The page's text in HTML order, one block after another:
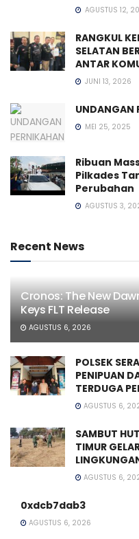
AGUSTUS 12,
RANGKUL
SELATAN
ANTAR
JUNI 13, 2026
UNDANGAN
MEI 25, 2025
Ribuan
Pilkades
Perubahan
AGUSTUS 3,
Recent News
Cronos: The New
Keys FLT Release
AGUSTUS 6, 2026
POLSEK
PENIPUAN
TERDUGA
AGUSTUS 6,
SAMBUT
TIMUR
AGUSTUS 6,
0xdcb7dab3
AGUSTUS 6, 2026